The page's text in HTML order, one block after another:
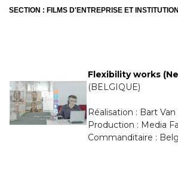
SECTION : FILMS D'ENTREPRISE ET
Flexibility works
(BELGIQUE)
Réalisation : Bart
Production : Media
Commanditaire :